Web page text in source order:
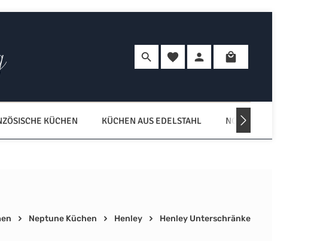
Du hast 0 Produkte auf dem Merkzettel
Warenkorb
KÜCHEN KÜCHEN AUS EDELSTAHL NORDISCHE KÜCHEN
Neptune Küchen Henley Henley Unterschränke